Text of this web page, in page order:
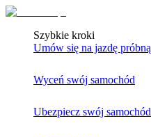
Szybkie kroki
Umów się na jazdę próbną
Wyceń swój samochód
Ubezpiecz swój samochód